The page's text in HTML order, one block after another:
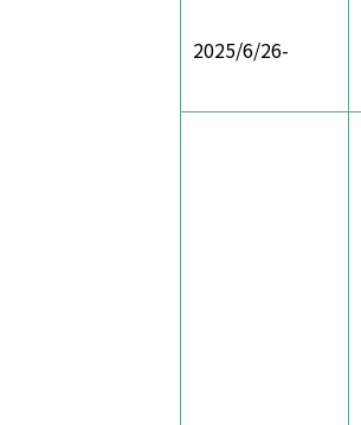
2025/6/26-